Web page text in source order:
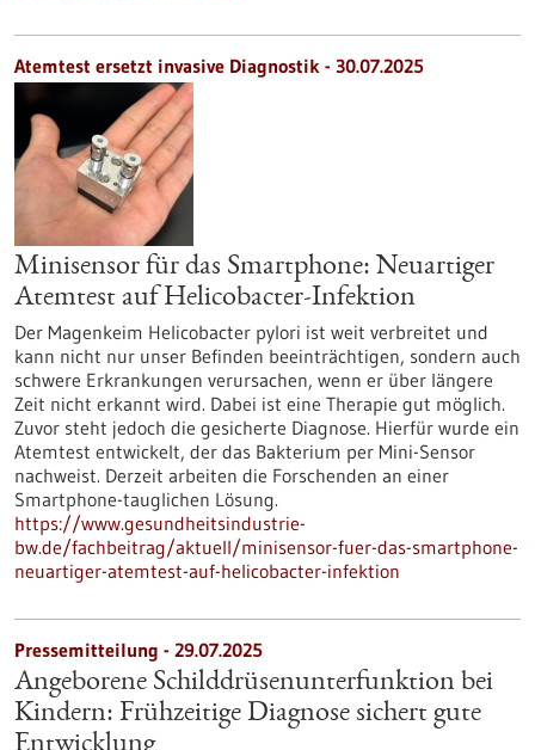
Atemtest ersetzt invasive Diagnostik - 30.07.2025
Minisensor für das Smartphone: Neuartiger
Atemtest auf Helicobacter-Infektion
Der Magenkeim Helicobacter pylori ist weit verbreitet und
kann nicht nur unser Befinden beeinträchtigen, sondern auch
schwere Erkrankungen verursachen, wenn er über längere
Zeit nicht erkannt wird. Dabei ist eine Therapie gut möglich.
Zuvor steht jedoch die gesicherte Diagnose. Hierfür wurde ein
Atemtest entwickelt, der das Bakterium per Mini-Sensor
nachweist. Derzeit arbeiten die Forschenden an einer
Smartphone-tauglichen Lösung.
https://www.gesundheitsindustrie-
bw.de/fachbeitrag/aktuell/minisensor-fuer-das-smartphone-
neuartiger-atemtest-auf-helicobacter-infektion
Pressemitteilung - 29.07.2025
Angeborene Schilddrüsenunterfunktion bei
Kindern: Frühzeitige Diagnose sichert gute